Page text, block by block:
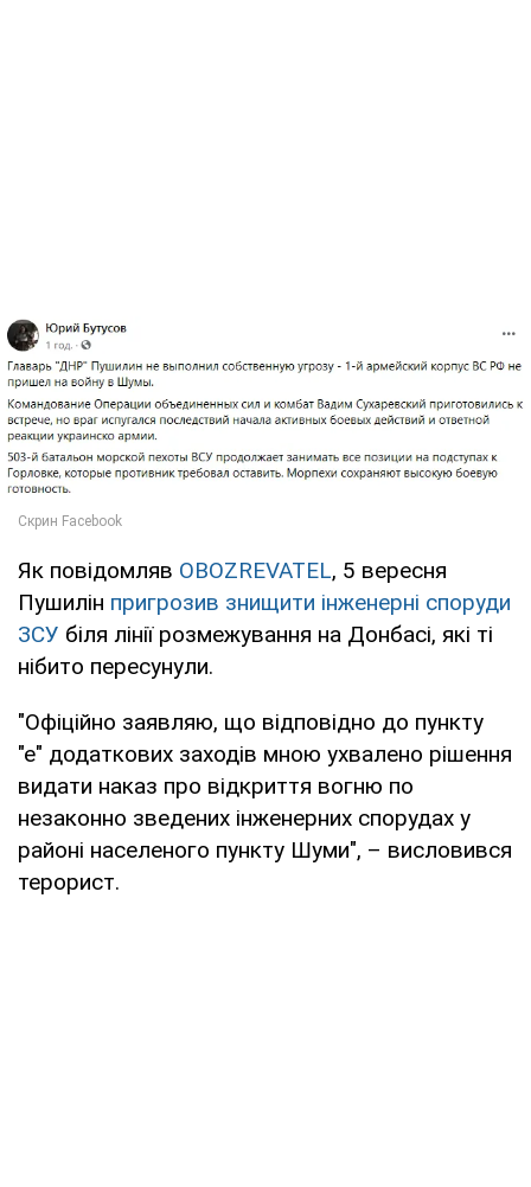
Як повідомляв OBOZREVATEL, 5 вересня
Пушилін пригрозив знищити інженерні споруди
ЗСУ біля лінії розмежування на Донбасі, які ті
нібито пересунули.
"Офіційно заявляю, що відповідно до пункту
"е" додаткових заходів мною ухвалено рішення
видати наказ про відкриття вогню по
незаконно зведених інженерних спорудах у
районі населеного пункту Шуми", – висловився
терорист.